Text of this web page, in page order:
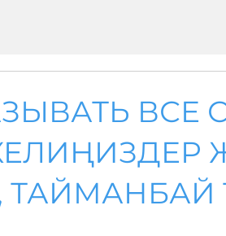
ВСЕ